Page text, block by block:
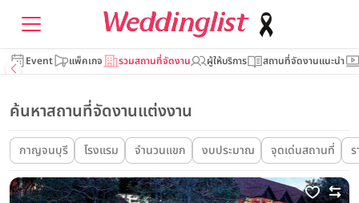
Event แพ็คเกจ รวมสถานที่จัดงาน ผู้ให้บริการ สถานที่จัดงานแนะนำ
ค้นหาสถานที่จัดงานแต่งงาน
กาญจนบุรี โรงแรม จำนวนแขก งบประมาณ จุดเด่นสถานที่